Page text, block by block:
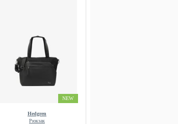
NEW
Hedgren
Рюкзак